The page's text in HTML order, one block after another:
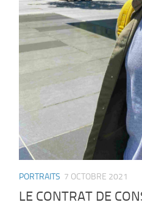
PORTRAITS 7 OCTOBRE 2021
LE CONTRAT DE